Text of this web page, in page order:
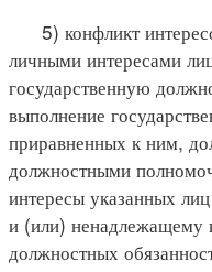
5) конфликт
личными интересами
государственную
выполнение
приравненных к ним,
должностными
интересы указанных
и (или) ненадлежащему
должностных